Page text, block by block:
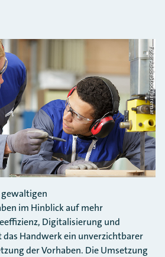
Foto: AdobeStock/auremar
im Hinblick auf mehr
Digitalisierung und
Handwerk ein unverzichtbarer
der Vorhaben. Die Umsetzung